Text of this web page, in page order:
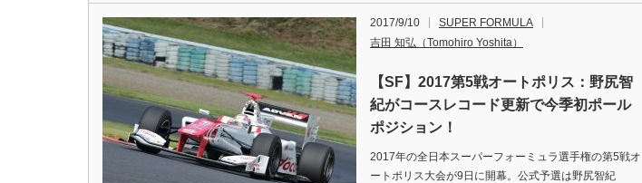
2017/9/10
SUPER FORMULA
吉田 知弘（Tomohiro Yoshita）
【SF】2017第5戦オートポリス：野尻智
紀がコースレコード更新で今季初ポール
ポジション！
2017年の全日本スーパーフォーミュラ選手権の第5戦オ
ートポリス大会が9日に開幕。公式予選は野尻智紀